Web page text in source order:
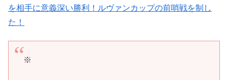
を相手に意義深い勝利！ルヴァンカップの前哨戦を制し
た！
※